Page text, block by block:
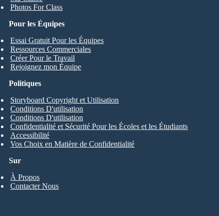
Photos For Class
Pour les Équipes
Essai Gratuit Pour les Équipes
Ressources Commerciales
Créer Pour le Travail
Rejoignez mon Équipe
Sur
À Propos
Contacter Nous
Politiques
Storyboard Copyright et Utilisation
Conditions D'utilisation
Conditions D'utilisation
Confidentialité et Sécurité Pour les Écoles et les Étudiants
Accessibilité
Vos Choix en Matière de Confidentialité